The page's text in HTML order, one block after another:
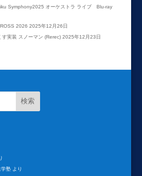
Symphony2025 オーケストラ ライブ Blu-ray
2026 2025年12月26日
す実装 スノーマン (Rerec) 2025年12月23日
学塾より